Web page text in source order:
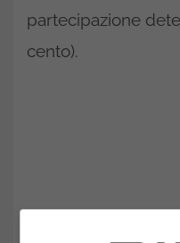
partecipazione
cento).